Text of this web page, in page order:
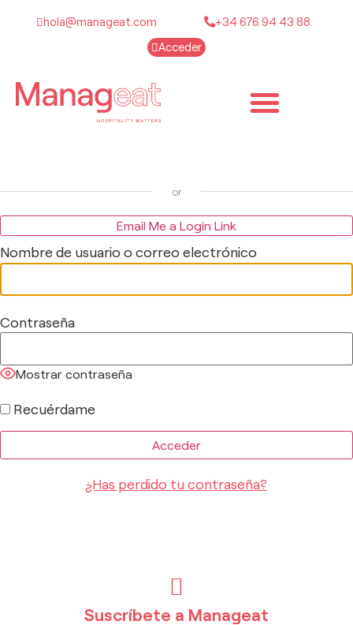
hola@manageat.com
+34 676 94 43 88
Acceder
Email Me a Login Link
Nombre de usuario o correo electrónico
Contraseña
Mostrar contraseña
Recuérdame
¿Has perdido tu contraseña?
Suscríbete a Manageat